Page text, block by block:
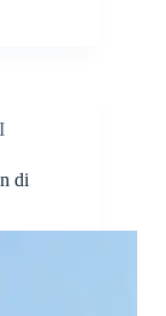
di